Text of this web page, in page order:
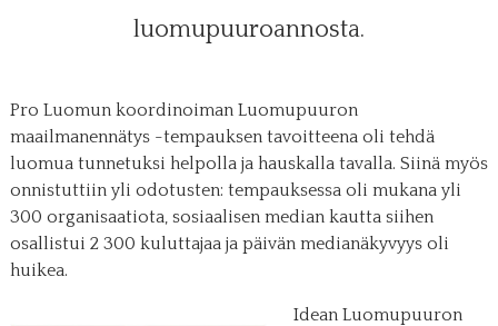
luomupuuroannosta.
Pro Luomun koordinoiman Luomupuuron
maailmanennätys -tempauksen tavoitteena oli tehdä
luomua tunnetuksi helpolla ja hauskalla tavalla. Siinä myös
onnistuttiin yli odotusten: tempauksessa oli mukana yli
300 organisaatiota, sosiaalisen median kautta siihen
osallistui 2 300 kuluttajaa ja päivän medianäkyvyys oli
huikea.
Idean Luomupuuron